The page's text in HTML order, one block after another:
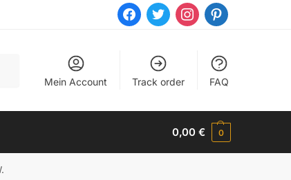
facebooktwitter instagrampinterest
Mein Account Track order FAQ
0,00€ 0